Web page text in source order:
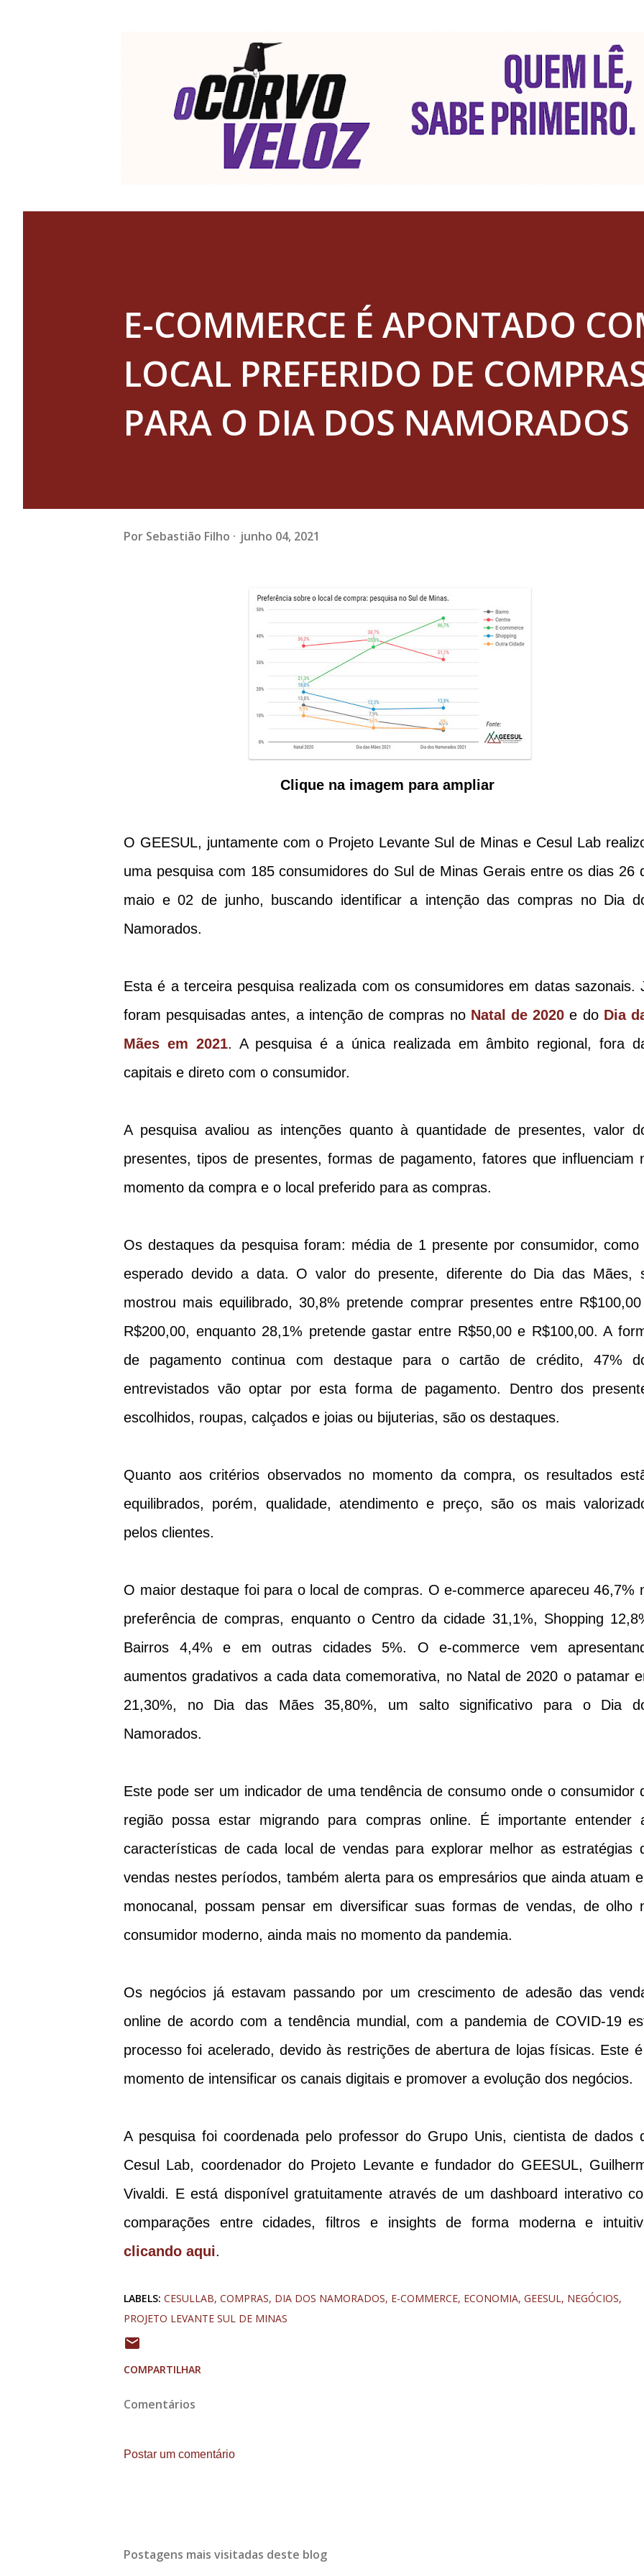
E-COMMERCE É APONTADO
LOCAL PREFERIDO DE
PARA O DIA DOS NAMORADOS
Por Sebastião Filho junho 04, 2021
Clique na imagem para ampliar
O GEESUL, juntamente com o Projeto Levante Sul de Minas e Cesul Lab
uma pesquisa com 185 consumidores do Sul de Minas Gerais entre os dias 26
maio e 02 de junho, buscando identificar a intenção das compras no Dia
Namorados.
Esta é a terceira pesquisa realizada com os consumidores em datas sazonais.
foram pesquisadas antes, a intenção de compras no Natal de 2020 e do Dia
Mães em 2021. A pesquisa é a única realizada em âmbito regional, fora
capitais e direto com o consumidor.
A pesquisa avaliou as intenções quanto à quantidade de presentes, valor
presentes, tipos de presentes, formas de pagamento, fatores que influenciam
momento da compra e o local preferido para as compras.
Os destaques da pesquisa foram: média de 1 presente por consumidor, como
esperado devido a data. O valor do presente, diferente do Dia das Mães,
mostrou mais equilibrado, 30,8% pretende comprar presentes entre
R$200,00, enquanto 28,1% pretende gastar entre R$50,00 e R$100,00. A
de pagamento continua com destaque para o cartão de crédito, 47%
entrevistados vão optar por esta forma de pagamento. Dentro dos
escolhidos, roupas, calçados e joias ou bijuterias, são os destaques.
Quanto aos critérios observados no momento da compra, os resultados
equilibrados, porém, qualidade, atendimento e preço, são os mais
pelos clientes.
O maior destaque foi para o local de compras. O e-commerce apareceu 46,7%
preferência de compras, enquanto o Centro da cidade 31,1%, Shopping
Bairros 4,4% e em outras cidades 5%. O e-commerce vem
aumentos gradativos a cada data comemorativa, no Natal de 2020 o patamar
21,30%, no Dia das Mães 35,80%, um salto significativo para o Dia
Namorados.
Este pode ser um indicador de uma tendência de consumo onde o consumidor
região possa estar migrando para compras online. É importante entender
características de cada local de vendas para explorar melhor as estratégias
vendas nestes períodos, também alerta para os empresários que ainda atuam
monocanal, possam pensar em diversificar suas formas de vendas, de olho
consumidor moderno, ainda mais no momento da pandemia.
Os negócios já estavam passando por um crescimento de adesão das
online de acordo com a tendência mundial, com a pandemia de COVID-19
processo foi acelerado, devido às restrições de abertura de lojas físicas. Este
momento de intensificar os canais digitais e promover a evolução dos negócios.
A pesquisa foi coordenada pelo professor do Grupo Unis, cientista de dados
Cesul Lab, coordenador do Projeto Levante e fundador do GEESUL,
Vivaldi. E está disponível gratuitamente através de um dashboard interativo
comparações entre cidades, filtros e insights de forma moderna e
clicando aqui.
LABELS: CESULLAB COMPRAS DIA DOS NAMORADOS E-COMMERCE ECONOMIA GEESUL NEGÓCIOS
PROJETO LEVANTE SUL DE MINAS
COMPARTILHAR
Comentários
Postar um comentário
Postagens mais visitadas deste blog